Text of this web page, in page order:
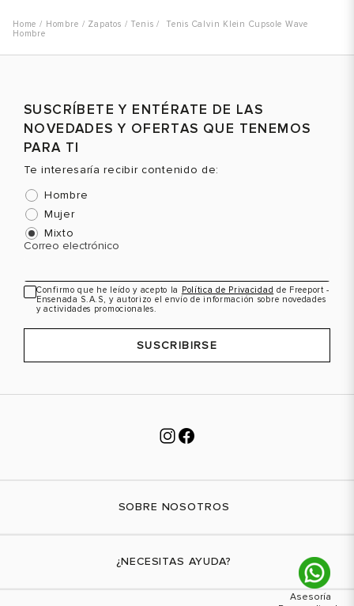
Hombre Zapatos Tenis
Tenis Calvin Klein Cupsole Wave
Hombre
SUSCRÍBETE Y ENTÉRATE DE LAS
NOVEDADES Y OFERTAS QUE TENEMOS
PARA TI
Te interesaría recibir contenido de:
Hombre
Mujer
Mixto
Correo electrónico
Confirmo que he leído y acepto la Política de Privacidad de Freeport -
Ensenada S.A.S, y autorizo el envío de información sobre novedades
y actividades promocionales.
SUSCRIBIRSE
SOBRE NOSOTROS
¿NECESITAS AYUDA?